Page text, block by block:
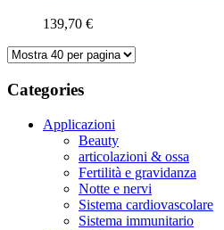
139,70 €
Categories
Applicazioni
Beauty
articolazioni & ossa
Fertilità e gravidanza
Notte e nervi
Sistema cardiovascolare
Sistema immunitario